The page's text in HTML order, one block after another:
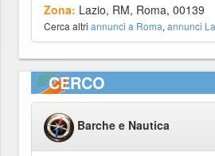
Zona: Lazio, RM, Roma, 00139
Cerca altri annunci a Roma, annunci
CERCO
Barche e Nautica